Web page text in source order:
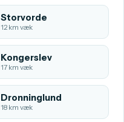
Storvorde
12 km væk
Kongerslev
17 km væk
Dronninglund
18 km væk